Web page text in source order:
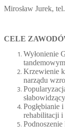
Mirosław Jurek,
CELE
Wyłonienie
Krzewienie
narządu
Pogłębianie
rehabilitacji i